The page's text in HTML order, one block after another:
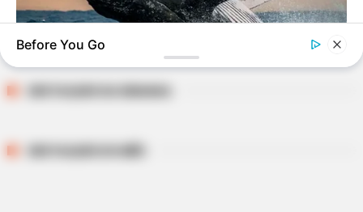
FACEBOOK
DESTAQUES DA SEMANA
Before You Go